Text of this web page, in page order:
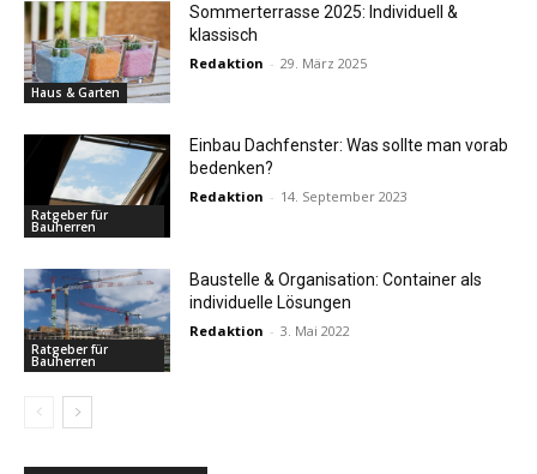
Haus & Garten
Sommerterrasse 2025: Individuell &
klassisch
Redaktion - 29. März 2025
Ratgeber für
Bauherren
Einbau Dachfenster: Was sollte man vorab
bedenken?
Redaktion - 14. September 2023
Ratgeber für
Bauherren
Baustelle & Organisation: Container als
individuelle Lösungen
Redaktion - 3. Mai 2022